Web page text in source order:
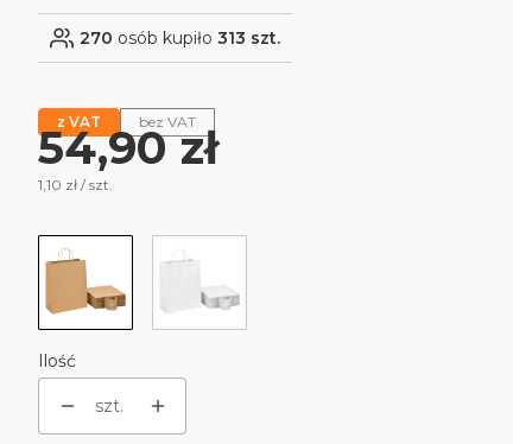
270 osób kupiło 313 szt.
z VAT bez VAT
Cena
54,90 zł
1,10 zł / szt.
Ilość
szt.